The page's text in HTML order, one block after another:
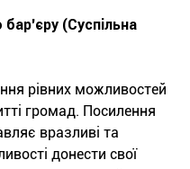
бар'єру (Суспільна
рівних можливостей
громад. Посилення
вразливі та
донести свої